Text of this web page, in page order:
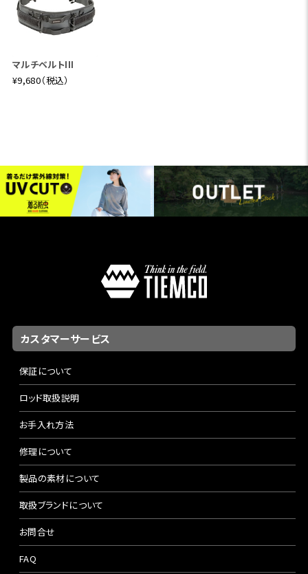
マルチベルトIII
¥9,680（税込）
カスタマーサービス
保証について
ロッド取扱説明
お手入れ方法
修理について
製品の素材について
取扱ブランドについて
お問合せ
FAQ